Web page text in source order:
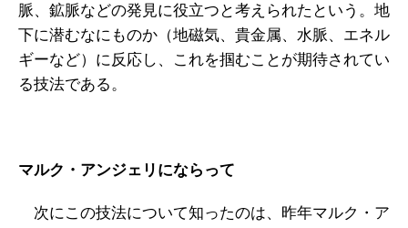
脈、鉱脈などの発見に役立つと考えられたという。地
下に潜むなにものか（地磁気、貴金属、水脈、エネル
ギーなど）に反応し、これを掴むことが期待されてい
る技法である。
マルク・アンジェリにならって
次にこの技法について知ったのは、昨年マルク・ア